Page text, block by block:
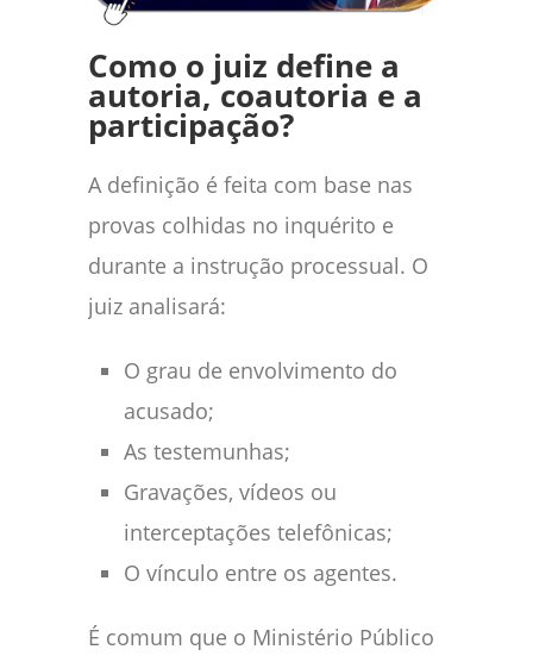
Como o juiz define a
autoria, coautoria e a
participação?
A definição é feita com base nas
provas colhidas no inquérito e
durante a instrução processual. O
juiz analisará:
O grau de envolvimento do
acusado;
As testemunhas;
Gravações, vídeos ou
interceptações telefônicas;
O vínculo entre os agentes.
É comum que o Ministério Público